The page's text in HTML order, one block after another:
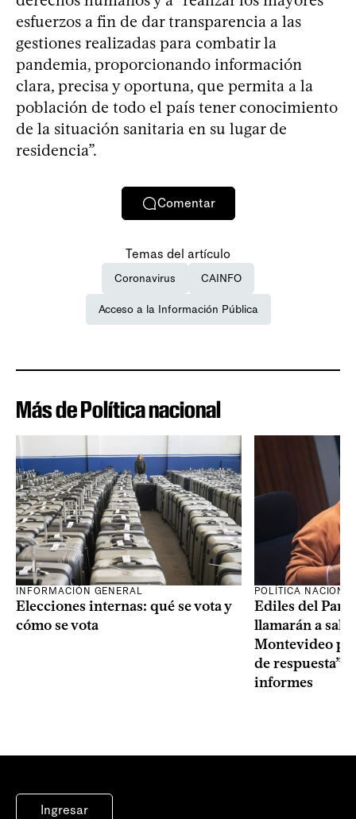
esfuerzos a fin de dar transparencia a las
gestiones realizadas para combatir la
pandemia, proporcionando información
clara, precisa y oportuna, que permita a la
población de todo el país tener conocimiento
de la situación sanitaria en su lugar de
residencia”.
Comentar
Temas del artículo
Coronavirus CAINFO
Acceso a la Información Pública
Más de Política nacional
INFORMACIÓN GENERAL
Elecciones internas: qué se vota y
cómo se vota
POLÍTICA
Ediles del
llamarán a sala
Montevideo
de respuesta”
informes
Ingresar